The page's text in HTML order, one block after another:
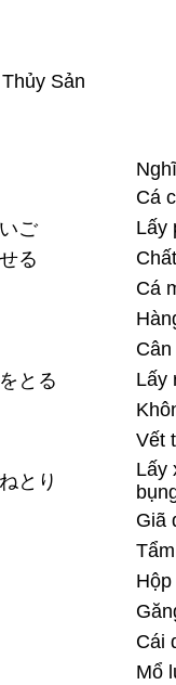
Sản
Cá
ご
Lấy
る
Cá
Cân
とる
Lấy
Vết
とり
Lấy
Giã
Cái
Mổ